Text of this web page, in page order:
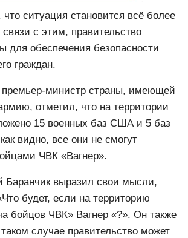
ситуация становится всё более
с этим, правительство
для обеспечения безопасности
граждан.
министр страны, имеющей
отметил, что на территории
15 военных баз США и 5 баз
видно, все они не смогут
ЧВК «Вагнер».
выразил свои мысли,
будет, если на территорию
бойцов ЧВК» Вагнер «?». Он также
случае правительство может